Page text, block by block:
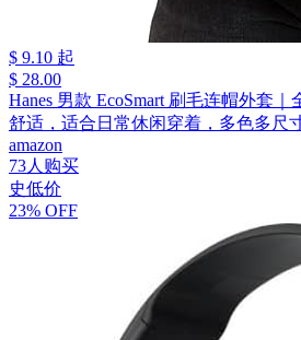
$ 9.10 起
$ 28.00
Hanes 男款 EcoSmart 刷毛连帽外套
舒适，适合日常休闲穿着，多色多尺
amazon
73人购买
史低价
23% OFF